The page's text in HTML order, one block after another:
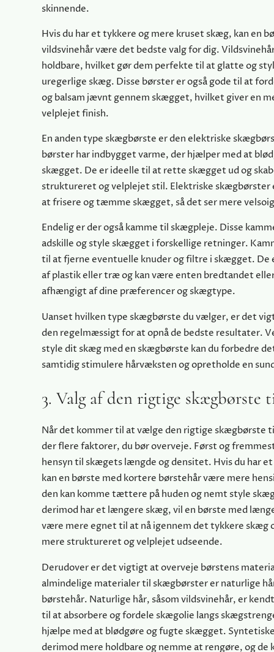
skinnende.
Hvis du har et tykkere og mere kruset skæg, kan en
vildsvinehår være det bedste valg for dig.
holdbare, hvilket gør dem perfekte til at glatte og
uregerlige skæg. Disse børster er også gode til at
og balsam jævnt gennem skægget, hvilket giver en
velplejet finish.
En anden type skægbørste er den elektriske
børster har indbygget varme, der hjælper med at
skægget. De er ideelle til at rette skægget ud og
struktureret og velplejet stil. Elektriske skægbørster
at frisere og tæmme skægget, så det ser mere
Endelig er der også kamme til skægpleje. Disse
adskille og style skægget i forskellige retninger.
til at fjerne eventuelle knuder og filtre i skægget. De
af plastik eller træ og kan være enten bredtandet
afhængigt af dine præferencer og skægtype.
Uanset hvilken type skægbørste du vælger, er det
den regelmæssigt for at opnå de bedste resultater.
style dit skæg med en skægbørste kan du forbedre
samtidig stimulere hårvæksten og opretholde en
3. Valg af den rigtige skægbørste
Når det kommer til at vælge den rigtige skægbørste
der flere faktorer, du bør overveje. Først og
hensyn til skægets længde og densitet. Hvis du har
kan en børste med kortere børstehår være mere
den kan komme tættere på huden og nemt style
derimod har et længere skæg, vil en børste med
være mere egnet til at nå igennem det tykkere skæg
mere struktureret og velplejet udseende.
Derudover er det vigtigt at overveje børstens
almindelige materialer til skægbørster er naturlige
børstehår. Naturlige hår, såsom vildsvinehår, er
til at absorbere og fordele skægolie langs
hjælpe med at blødgøre og fugte skægget.
derimod mere holdbare og nemme at rengøre, og de